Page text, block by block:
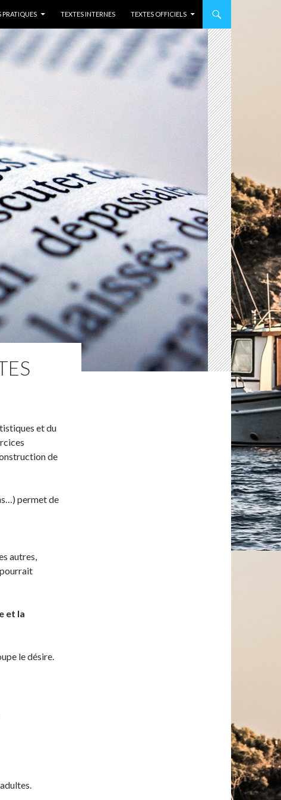
TEXTES INTERNES TEXTES OFFICIELS
et du
de
permet de
autres,
pourrait
et la
le désire.